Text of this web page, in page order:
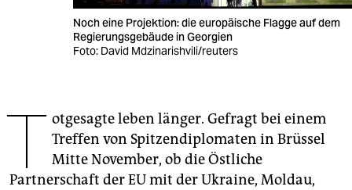
fragen & hilfe
abo
genossenschaft
epaper login
Noch eine Projektion: die europäische Flagge auf dem
Regierungsgebäude in Georgien
Foto: David Mdzinarishvili/reuters
T otgesagte leben länger. Gefragt bei einem
Treffen von Spitzendiplomaten in Brüssel
Mitte November, ob die Östliche
Partnerschaft der EU mit der Ukraine, Moldau,